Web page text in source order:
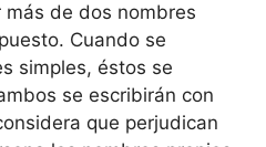
de dos nombres
Cuando se
simples, éstos se
se escribirán con
que perjudican